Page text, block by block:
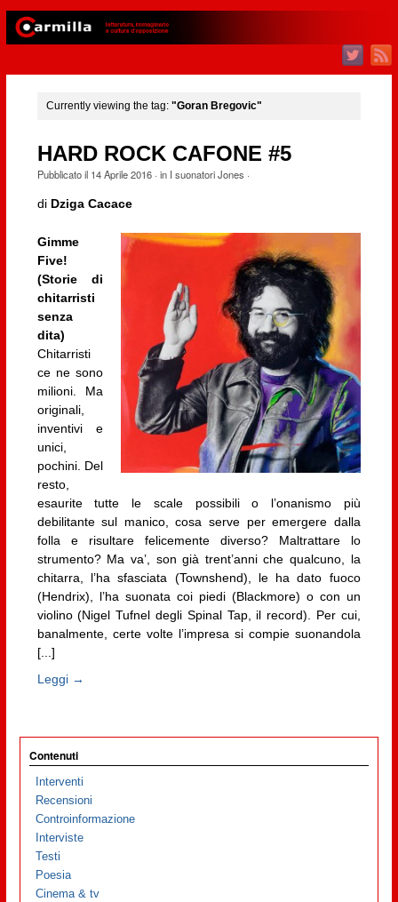
Currently viewing the tag: "Goran Bregovic"
HARD ROCK CAFONE #5
Pubblicato il 14 Aprile 2016· in I suonatori Jones ·
di Dziga Cacace
Gimme
Five!
(Storie di
chitarristi
senza
dita)
Chitarristi
ce ne sono
milioni. Ma
originali,
inventivi e
unici,
pochini. Del
resto,
esaurite tutte le scale possibili o l’onanismo più
debilitante sul manico, cosa serve per emergere dalla
folla e risultare felicemente diverso? Maltrattare lo
strumento? Ma va’, son già trent’anni che qualcuno, la
chitarra, l’ha sfasciata (Townshend), le ha dato fuoco
(Hendrix), l’ha suonata coi piedi (Blackmore) o con un
violino (Nigel Tufnel degli Spinal Tap, il record). Per cui,
banalmente, certe volte l’impresa si compie suonandola
[...]
Leggi →
Contenuti
Interventi
Recensioni
Controinformazione
Interviste
Testi
Poesia
Cinema & tv